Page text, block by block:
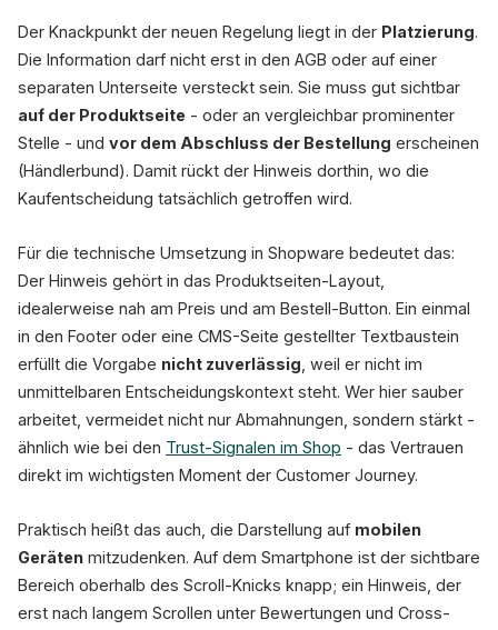
Der Knackpunkt der neuen Regelung liegt in der Platzierung.
Die Information darf nicht erst in den AGB oder auf einer
separaten Unterseite versteckt sein. Sie muss gut sichtbar
auf der Produktseite - oder an vergleichbar prominenter
Stelle - und vor dem Abschluss der Bestellung erscheinen
(Händlerbund). Damit rückt der Hinweis dorthin, wo die
Kaufentscheidung tatsächlich getroffen wird.
Für die technische Umsetzung in Shopware bedeutet das:
Der Hinweis gehört in das Produktseiten-Layout,
idealerweise nah am Preis und am Bestell-Button. Ein einmal
in den Footer oder eine CMS-Seite gestellter Textbaustein
erfüllt die Vorgabe nicht zuverlässig , weil er nicht im
unmittelbaren Entscheidungskontext steht. Wer hier sauber
arbeitet, vermeidet nicht nur Abmahnungen, sondern stärkt -
ähnlich wie bei den Trust-Signalen im Shop - das Vertrauen
direkt im wichtigsten Moment der Customer Journey.
Praktisch heißt das auch, die Darstellung auf mobilen
Geräten mitzudenken. Auf dem Smartphone ist der sichtbare
Bereich oberhalb des Scroll-Knicks knapp; ein Hinweis, der
erst nach langem Scrollen unter Bewertungen und Cross-